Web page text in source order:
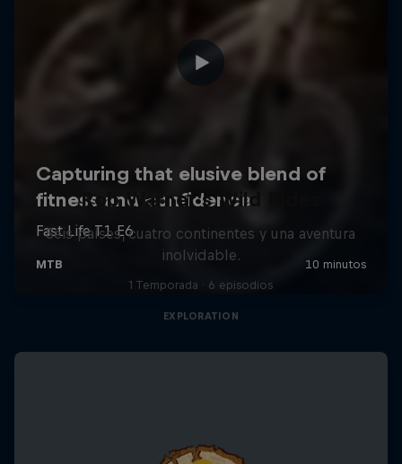
Rob Warner’s Wild Rides
Seis países, cuatro continentes y una aventura
inolvidable.
1 Temporada · 6 episodios
EXPLORATION